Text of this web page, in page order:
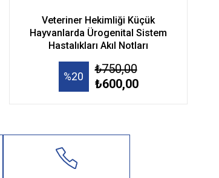
Veteriner Hekimliği Küçük
Hayvanlarda Ürogenital Sistem
Hastalıkları Akıl Notları
%20
₺750,00
₺600,00